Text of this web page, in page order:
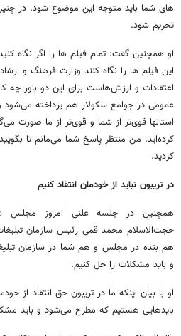
های شما باید متوجه این موضوع شود. در
تحریم شود.
او همچنین گفت: تمام فیلم ها را اگر نگاه
این فیلم ها را نگاه کنند وزارت فرهنگ و
اعتقادات و ارزش‌هاست برای این دو باور چه
عمومی در جوامع سکولار هم پرداخته می‌شود
استانها قوی‌تر از شما و قوی‌تر از ما صورت
کرده‌اید. من منتظر پاسخ شما می‌مانم تا
کردید.
در تریبون نباید از خودمان انتقاد کنیم
همچنین در جلسه علنی امروز مجلس
حجت‌الاسلام محمد قمی رئیس سازمان
هم بنده در مجلس و هم شما در سازمان
و باید مشکلات را حل کنیم.
او با بیان اینکه ما در تریبون حق انتقاد از
بایدهایی هستیم که مطرح می‌شود و باید